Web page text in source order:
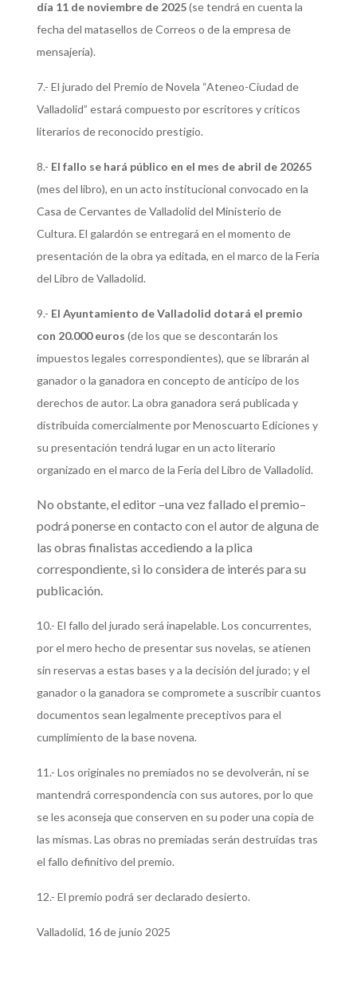
día 11 de noviembre de 2025(se tendrá en cuenta la
fecha del matasellos de Correos o de la empresa de
mensajería).
7.- El jurado del Premio de Novela “Ateneo-Ciudad de
Valladolid” estará compuesto por escritores y críticos
literarios de reconocido prestigio.
8.- El fallo se hará público en el mes de abril de 20265
(mes del libro), en un acto institucional convocado en la
Casa de Cervantes de Valladolid del Ministerio de
Cultura. El galardón se entregará en el momento de
presentación de la obra ya editada, en el marco de la Feria
del Libro de Valladolid.
9.- El Ayuntamiento de Valladolid dotará el premio
con 20.000 euros (de los que se descontarán los
impuestos legales correspondientes), que se librarán al
ganador o la ganadora en concepto de anticipo de los
derechos de autor. La obra ganadora será publicada y
distribuida comercialmente por Menoscuarto Ediciones y
su presentación tendrá lugar en un acto literario
organizado en el marco de la Feria del Libro de Valladolid.
No obstante, el editor –una vez fallado el premio–
podrá ponerse en contacto con el autor de alguna de
las obras finalistas accediendo a la plica
correspondiente, si lo considera de interés para su
publicación.
10.- El fallo del jurado será inapelable. Los concurrentes,
por el mero hecho de presentar sus novelas, se atienen
sin reservas a estas bases y a la decisión del jurado; y el
ganador o la ganadora se compromete a suscribir cuantos
documentos sean legalmente preceptivos para el
cumplimiento de la base novena.
11.- Los originales no premiados no se devolverán, ni se
mantendrá correspondencia con sus autores, por lo que
se les aconseja que conserven en su poder una copia de
las mismas. Las obras no premiadas serán destruidas tras
el fallo definitivo del premio.
12.- El premio podrá ser declarado desierto.
Valladolid, 16 de junio 2025